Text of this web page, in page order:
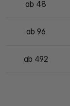
ab 48
ab 96
ab 492